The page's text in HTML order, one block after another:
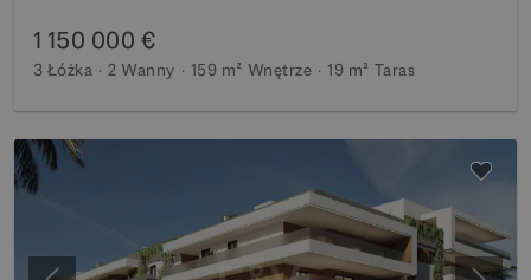
1 150 000 €
3 Łóżka 2 Wanny 159 m² Wnętrze 19 m² Taras